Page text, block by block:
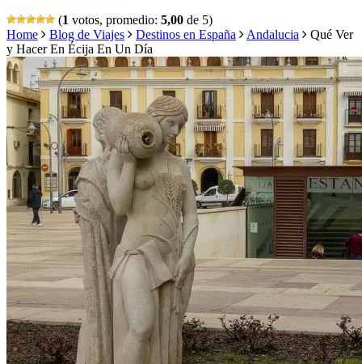
(1 votos, promedio: 5,00 de 5)
Home
Blog de Viajes Destinos en España Andalucia
Qué Ver
y Hacer En Écija En Un Día